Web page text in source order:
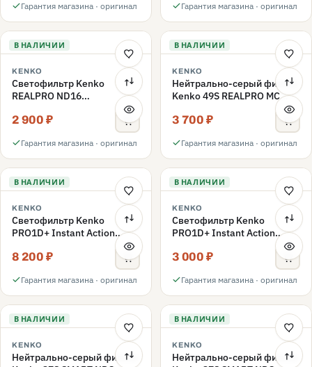
Гарантия магазина · оригинал Гарантия магазина · оригинал
В НАЛИЧИИ
KENKO
Светофильтр Kenko
REALPRO ND16
нейтрально-серый 49mm
2 900 ₽
Гарантия магазина · оригинал
В НАЛИЧИИ
KENKO
Нейтрально-серый фильтр
Kenko 49S REALPRO MC
3 700 ₽
Гарантия магазина · оригинал
В НАЛИЧИИ
KENKO
Светофильтр Kenko
PRO1D+ Instant Action
Variable NDX3-450+C-PLS
переменной плотности
8 200 ₽
Гарантия магазина · оригинал
В НАЛИЧИИ
KENKO
Светофильтр Kenko
PRO1D+ Instant Action
Variable NDX3-450+C-PL
поляризационный 49mm
3 000 ₽
Гарантия магазина · оригинал
В НАЛИЧИИ
KENKO
Нейтрально-серый фильтр
В НАЛИЧИИ
KENKO
Нейтрально-серый фильтр